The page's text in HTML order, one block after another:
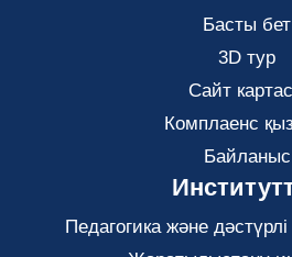
Басты бет
3D тур
Сайт
Комплаенс
Байланыс
Педагогика және